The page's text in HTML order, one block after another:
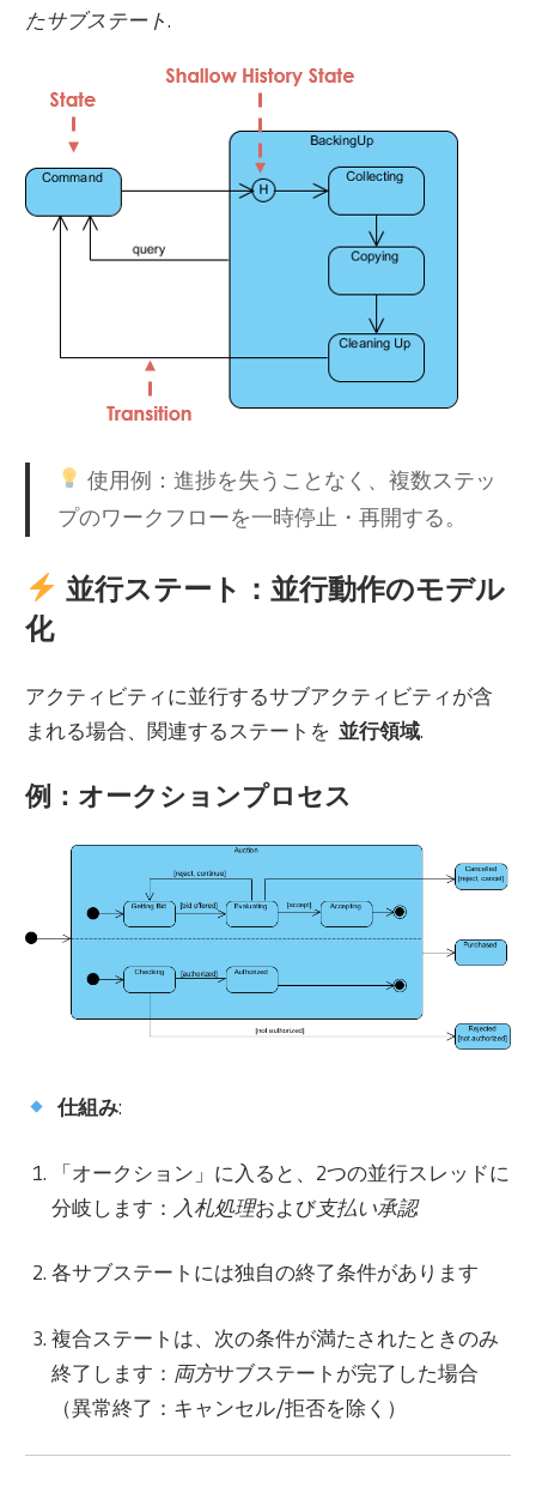
たサブステート.
使用例：進捗を失うことなく、複数ステッ
プのワークフローを一時停止・再開する。
並行ステート：並行動作のモデル
化
アクティビティに並行するサブアクティビティが含
まれる場合、関連するステートを 並行領域.
例：オークションプロセス
仕組み:
「オークション」に入ると、2つの並行スレッドに
分岐します： 入札処理および支払い承認
各サブステートには独自の終了条件があります
複合ステートは、次の条件が満たされたときのみ
終了します： 両方サブステートが完了した場合
（異常終了：キャンセル/拒否を除く）